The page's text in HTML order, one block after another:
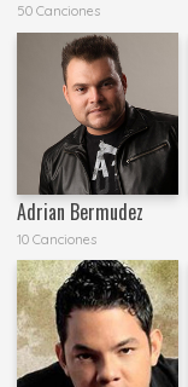
50 Canciones
Adrian Bermudez
10 Canciones